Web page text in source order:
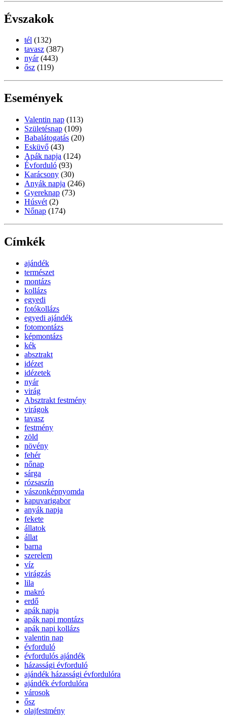
Évszakok
tél (132)
tavasz (387)
nyár (443)
ősz (119)
Események
Valentin nap (113)
Születésnap (109)
Babalátogatás (20)
Esküvő (43)
Apák napja (124)
Évforduló (93)
Karácsony (30)
Anyák napja (246)
Gyereknap (73)
Húsvét (2)
Nőnap (174)
Címkék
ajándék
természet
montázs
kollázs
egyedi
fotókollázs
egyedi ajándék
fotomontázs
képmontázs
kék
absztrakt
idézet
idézetek
nyár
virág
Absztrakt festmény
virágok
tavasz
festmény
zöld
növény
fehér
nőnap
sárga
rózsaszín
vászonképnyomda
kapuvarigabor
anyák napja
fekete
állatok
állat
barna
szerelem
víz
virágzás
lila
makró
erdő
apák napja
apák napi montázs
apák napi kollázs
valentin nap
évforduló
évfordulós ajándék
házassági évforduló
ajándék házassági évfordulóra
ajándék évfordulóra
városok
ősz
olajfestmény